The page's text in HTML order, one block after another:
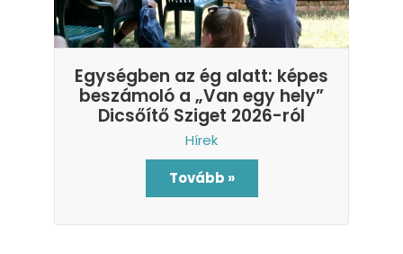
Egységben az ég alatt: képes
beszámoló a „Van egy hely”
Dicsőítő Sziget 2026-ról
Hírek
Tovább »